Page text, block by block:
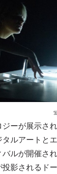
ーが展示さ
ルアートと
ルが開催さ
影されるド